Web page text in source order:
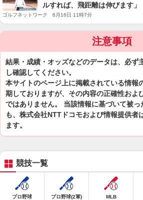
ルすれば、飛距離は伸びます」
ゴルフネットワーク 6月16日 11時7分
注意事項
結果・成績・オッズなどのデータは、必ず
し確認してください。
本サイトのページ上に掲載されている情報
期しておりますが、その内容の正確性およ
ではありません。 当該情報に基づいて被
も、株式会社NTTドコモおよび情報提供者
ます。
競技一覧
プロ野球 プロ野球(2軍) MLB